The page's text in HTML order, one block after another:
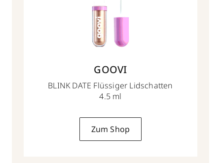
GOOVI
BLINK DATE Flüssiger Lidschatten
4.5 ml
Zum Shop